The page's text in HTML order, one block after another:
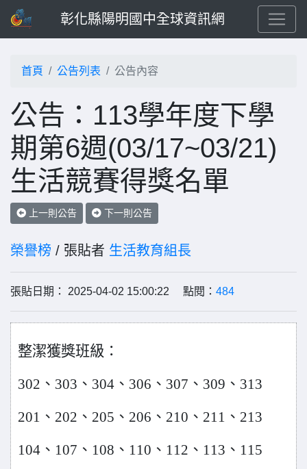
彰化縣陽明國中全球資訊網
首頁 公告列表 公告內容
公告：113學年度下學
期第6週(03/17~03/21)
生活競賽得獎名單
上一則公告 下一則公告
榮譽榜 / 張貼者 生活教育組長
張貼日期： 2025-04-02 15:00:22 點閱： 484
整潔獲獎班級：
302 、 303 、 304 、 306 、 307 、 309 、 313
201 、 202 、 205 、 206 、 210 、 211 、 213
104 、 107 、 108 、 110 、 112 、 113 、 115